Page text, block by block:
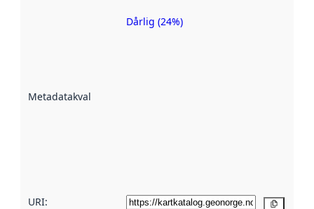
Metadatakvalitet
Metadatakvalitet
Dårlig (24%)
URI: